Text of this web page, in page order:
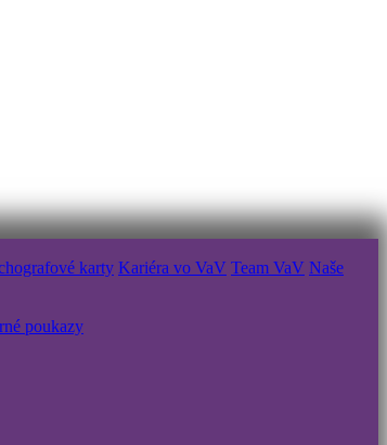
karty Kariéra vo VaV Team VaV Naše
poukazy